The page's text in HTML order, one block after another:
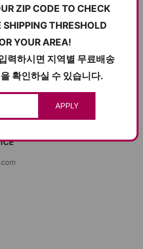
하기!
ZIP CODE TO CHECK
SHIPPING THRESHOLD
YOUR AREA!
력하시면 지역별 무료배송
확인하실 수 있습니다.
APPLY